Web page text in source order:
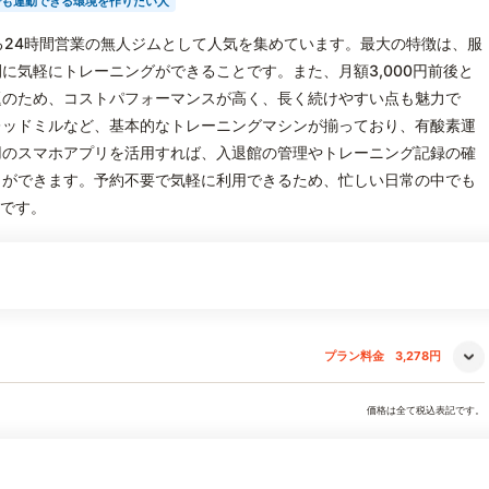
時間営業の無人ジムとして人気を集めています。最大の特徴は、服
気軽にトレーニングができることです。また、月額3,000円前後と
ため、コストパフォーマンスが高く、長く続けやすい点も魅力で
ドミルなど、基本的なトレーニングマシンが揃っており、有酸素運
スマホアプリを活用すれば、入退館の管理やトレーニング記録の確
できます。予約不要で気軽に利用できるため、忙しい日常の中でも
す。
プラン料金 3,278円
価格は全て税込表記です。